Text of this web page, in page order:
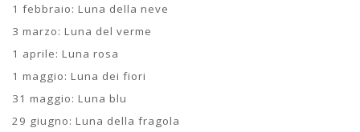
1 febbraio: Luna della neve
3 marzo: Luna del verme
1 aprile: Luna rosa
1 maggio: Luna dei fiori
31 maggio: Luna blu
29 giugno: Luna della fragola